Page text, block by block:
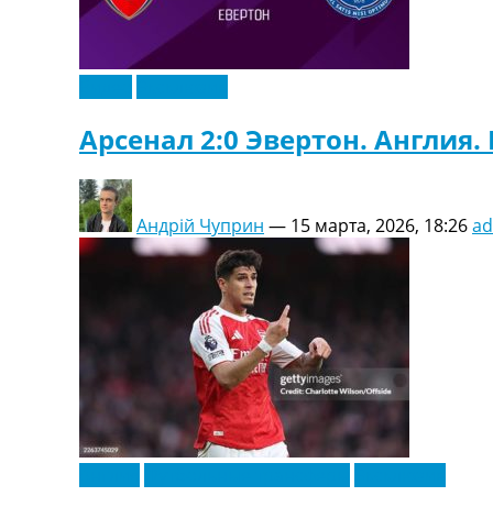
Арсенал 2:0 Эвертон.
Андрій Чуприн — 15 марта, 2026, 18:26